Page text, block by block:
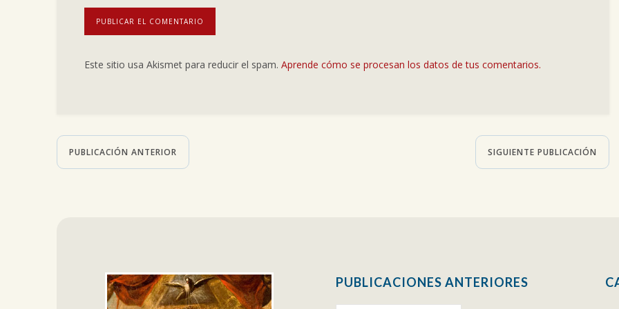
Este sitio usa Akismet para reducir el spam. Aprende cómo se procesan los datos de tus comentarios.
PUBLICACIÓN ANTERIOR SIGUIENTE PUBLICACIÓN
PUBLICACIONES ANTERIORES